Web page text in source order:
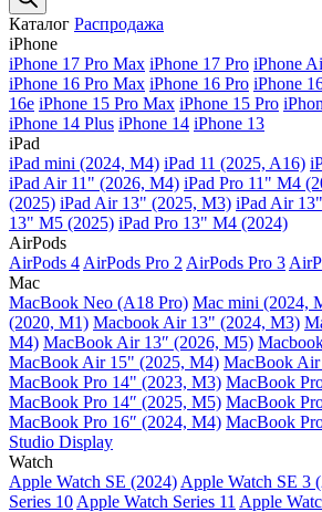
Каталог Распродажа
iPhone
iPhone 17 Pro Max iPhone 17 Pro iPhone
iPhone 16 Pro Max iPhone 16 Pro iPhone
16e iPhone 15 Pro Max iPhone 15 Pro
iPhone 14 Plus iPhone 14 iPhone 13
iPad
iPad mini (2024, M4) iPad 11 (2025, A16)
iPad Air 11" (2026, M4) iPad Pro 11" M4
(2025) iPad Air 13" (2025, M3) iPad Air
13" M5 (2025) iPad Pro 13" M4 (2024)
AirPods
AirPods 4 AirPods Pro 2 AirPods Pro 3
Mac
MacBook Neo (A18 Pro) Mac mini (2024,
(2020, M1) Macbook Air 13" (2024, M3)
M4) MacBook Air 13″ (2026, M5)
MacBook Air 15" (2025, M4) MacBook
MacBook Pro 14" (2023, M3) MacBook
MacBook Pro 14″ (2025, M5) MacBook
MacBook Pro 16″ (2024, M4) MacBook
Studio Display
Watch
Apple Watch SE (2024) Apple Watch SE 3
Series 10 Apple Watch Series 11 Apple